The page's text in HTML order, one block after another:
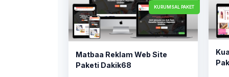
KURUMSAL PAKET
Matbaa Reklam Web Site
Paketi Dakik68